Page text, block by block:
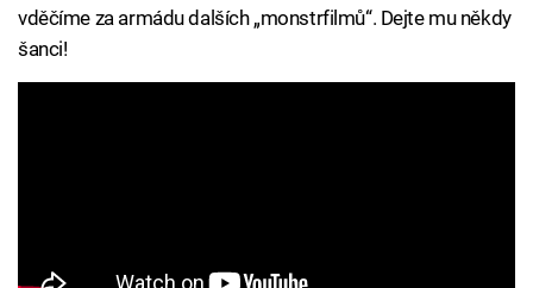
vděčíme za armádu dalších „monstrfilmů“. Dejte mu někdy
šanci!